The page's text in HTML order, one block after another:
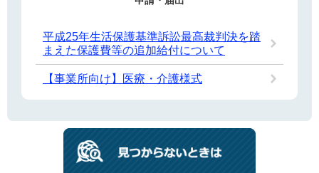
平成25年生活保護基準訴訟最高裁判決を踏
まえた保護費等の追加給付について
【事業所向け】医療・介護様式